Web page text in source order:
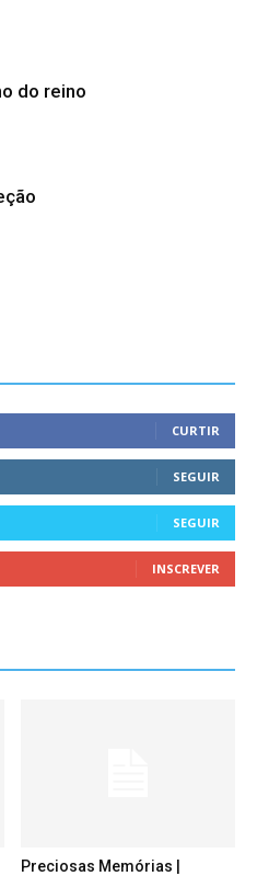
do reino
CURTIR
SEGUIR
SEGUIR
INSCREVER
Preciosas Memórias |